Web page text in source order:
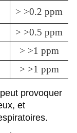
> >0.2 ppm
> >0.5 ppm
> >1 ppm
> >1 ppm
provoquer
et